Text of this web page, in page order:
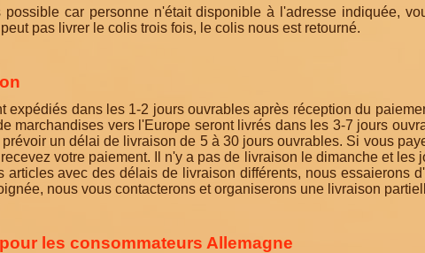
car personne n'était disponible à l'adresse indiquée,
pas livrer le colis trois fois, le colis nous est retourné.
expédiés dans les 1-2 jours ouvrables après réception du
marchandises vers l'Europe seront livrés dans les 3-7 jours
un délai de livraison de 5 à 30 jours ouvrables. Si vous
votre paiement. Il n'y a pas de livraison le dimanche et
articles avec des délais de livraison différents, nous essaierons
nous vous contacterons et organiserons une livraison
les consommateurs Allemagne